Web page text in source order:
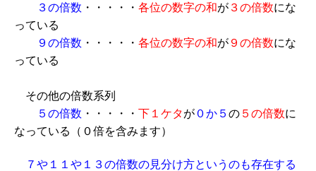
３の倍数 ・・・・・ 各位の数字の和が ３の倍数にな
っている
９の倍数 ・・・・・ 各位の数字の和が ９の倍数にな
っている
その他の倍数系列
５の倍数 ・・・・・ 下１ケタが０か５ の ５の倍数に
なっている（０倍を含みます）
７や１１や１３の倍数の見分け方というのも存在する